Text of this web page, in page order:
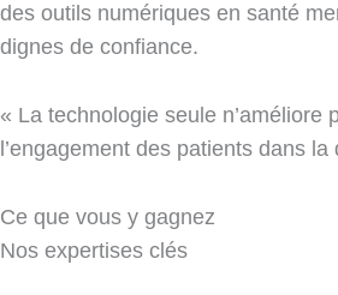
des outils numériques en santé
dignes de confiance.
« La technologie seule
l’engagement des patients dans la
Ce que vous y gagnez
Nos expertises clés